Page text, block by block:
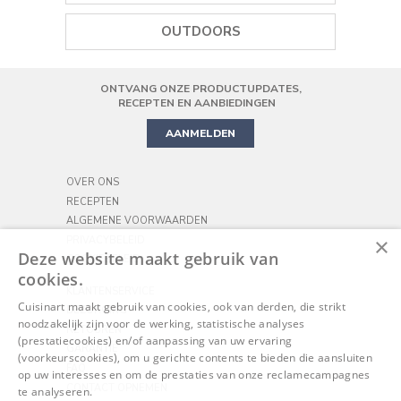
BLENDER
HANDMIXER
PRECISION STAND MIXER
AIR FRYER
PIZZA
KOFFIEZETAPPARAAT
KOOKGEREI
OUTDOORS
ONTVANG ONZE PRODUCTUPDATES,
RECEPTEN EN AANBIEDINGEN
AANMELDEN
OVER ONS
RECEPTEN
ALGEMENE VOORWAARDEN
COOKIEBELEID
BEZORGING
RETOUREN
GARANTIE
CONTACT OPNEMEN
×
Deze website maakt gebruik van
cookies.
Cuisinart maakt gebruik van cookies, ook van derden, die strikt
noodzakelijk zijn voor de werking, statistische analyses
(prestatiecookies) en/of aanpassing van uw ervaring
(voorkeurscookies), om u gerichte contents te bieden die aansluiten
op uw interesses en om de prestaties van onze reclamecampagnes
te analyseren.